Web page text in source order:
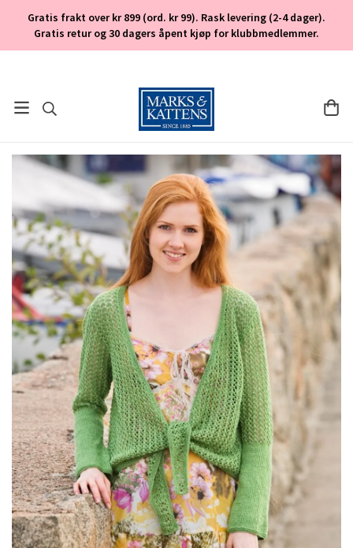
Gratis frakt over kr 899 (ord. kr 99). Rask levering (2-4 dager).
Gratis retur og 30 dagers åpent kjøp for klubbmedlemmer.